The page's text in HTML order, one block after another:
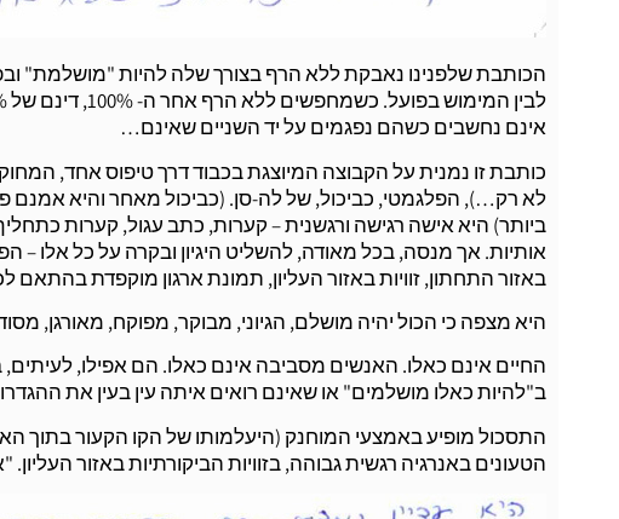
הכותבת שלפנינו נאבקת ללא הרף בצורך שלה להיות "מושלמת"
אינם נחשבים כשהם נפגמים על יד השניים שאינם…
כותבת זו נמנית על הקבוצה המיוצגת בכבוד דרך טיפוס אחד,
לא רק…), הפלגמטי, כביכול, של לה-סן. (כביכול מאחר והיא אמנם
ביותר) היא אישה רגישה ורגשנית – קערות, כתב עגול, קערות
אותיות. אך מנסה, בכל מאודה, להשליט היגיון ובקרה על כל אלו –
באזור התחתון, זוויות באזור העליון, תמונת ארגון מוקפדת
היא מצפה כי הכול יהיה מושלם, הגיוני, מבוקר, מפוקח, מאורגן,
החיים אינם כאלו. האנשים מסביבה אינם כאלו. הם אפילו,
ב"להיות כאלו מושלמים" או שאינם רואים איתה עין בעין את
התסכול מופיע באמצעי המוחנק (היעלמותו של הקו הקעור בתוך
הטעונים באנרגיה רגשית גבוהה, בזוויות הביקורתיות באזור